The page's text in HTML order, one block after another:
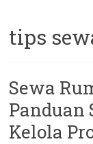
tips
Sewa
Panduan
Kelola